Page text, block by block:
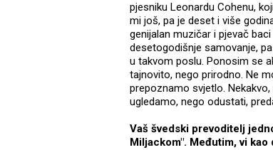
pjesniku Leonardu Cohenu,
mi još, pa je deset i više
genijalan muzičar i pjevač
desetogodišnje samovanje,
u takvom poslu. Ponosim se
tajnovito, nego prirodno. Ne
prepoznamo svjetlo.
ugledamo, nego odustati,
Vaš švedski prevoditelj
Miljackom". Međutim, vi